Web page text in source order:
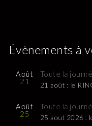
Évènements à
Août
21
Toute la
21 août : le
Août
25
Toute la
25 aout 2026 :